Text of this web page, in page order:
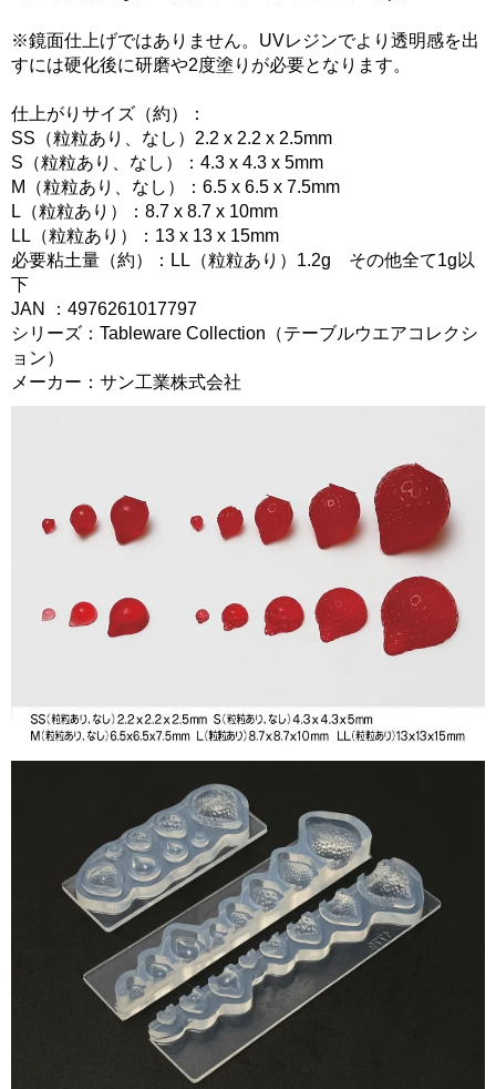
※鏡面仕上げではありません。UVレジンでより透明感を出
すには硬化後に研磨や2度塗りが必要となります。
仕上がりサイズ（約）：
SS（粒粒あり、なし）2.2 x 2.2 x 2.5mm
S（粒粒あり、なし）：4.3 x 4.3 x 5mm
M（粒粒あり、なし）：6.5 x 6.5 x 7.5mm
L（粒粒あり）：8.7 x 8.7 x 10mm
LL（粒粒あり）：13 x 13 x 15mm
必要粘土量（約）：LL（粒粒あり）1.2g その他全て1g以
下
JAN ：4976261017797
シリーズ：Tableware Collection（テーブルウエアコレクシ
ョン）
メーカー：サン工業株式会社